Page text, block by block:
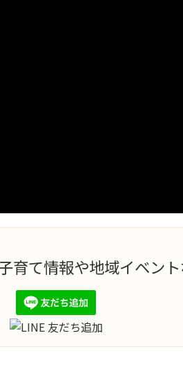
て情報や地域イベン